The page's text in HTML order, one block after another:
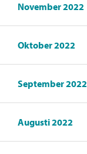
November 2022
Oktober 2022
September 2022
Augusti 2022